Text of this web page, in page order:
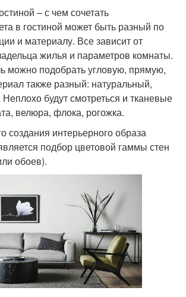
– с чем сочетать
в гостиной может быть разный по
и материалу. Все зависит от
жилья и параметров комнаты.
можно подобрать угловую, прямую,
также разный: натуральный,
будут смотреться и тканевые
велюра, флока, рогожка.
создания интерьерного образа
подбор цветовой гаммы стен
обоев).